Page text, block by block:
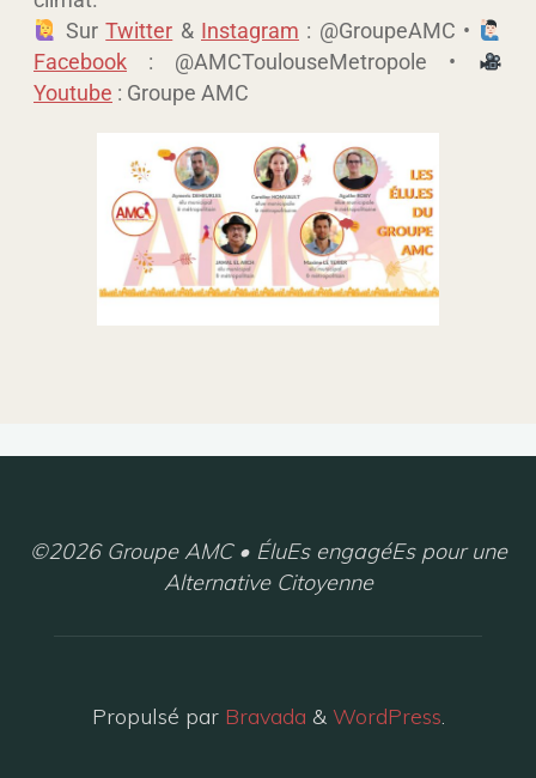
SurTwitter & Instagram : @GroupeAMC •
Facebook : @AMCToulouseMetropole •
Youtube : Groupe AMC
©2026 Groupe AMC • ÉluEs engagéEs pour une
Alternative Citoyenne
Propulsé parBravada & WordPress.